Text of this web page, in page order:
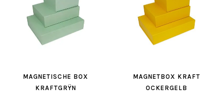
MAGNETISCHE BOX
KRAFTGRŸN
MAGNETBOX KRAFT
OCKERGELB